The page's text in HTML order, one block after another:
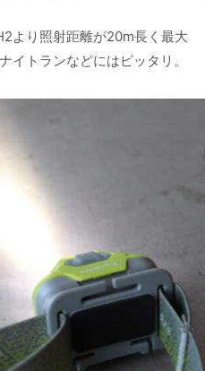
より照射距離が20m長く最大
イトランなどにはピッタリ。